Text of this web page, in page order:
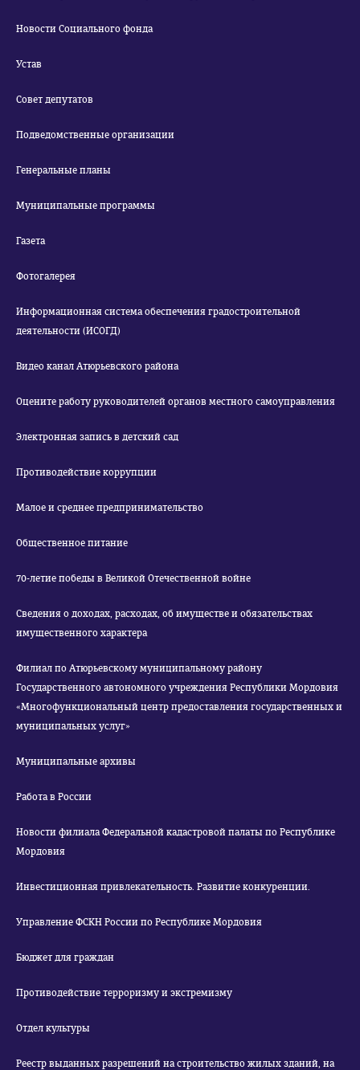
Новости Социального фонда
Устав
Совет депутатов
Подведомственные организации
Генеральные планы
Муниципальные программы
Газета
Фотогалерея
Информационная система обеспечения градостроительной
деятельности (ИСОГД)
Видео канал Атюрьевского района
Оцените работу руководителей органов местного самоуправления
Электронная запись в детский сад
Противодействие коррупции
Малое и среднее предпринимательство
Общественное питание
70-летие победы в Великой Отечественной войне
Сведения о доходах, расходах, об имуществе и обязательствах
имущественного характера
Филиал по Атюрьевскому муниципальному району
Государственного автономного учреждения Республики Мордовия
«Многофункциональный центр предоставления государственных и
муниципальных услуг»
Муниципальные архивы
Работа в России
Новости филиала Федеральной кадастровой палаты по Республике
Мордовия
Инвестиционная привлекательность. Развитие конкуренции.
Управление ФСКН России по Республике Мордовия
Бюджет для граждан
Противодействие терроризму и экстремизму
Отдел культуры
Реестр выданных разрешений на строительство жилых зданий, на